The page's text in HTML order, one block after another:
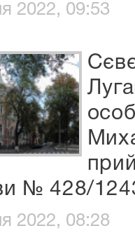
2022, 09:53
№ 428/
2022, 08:28